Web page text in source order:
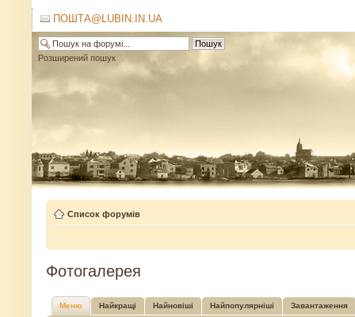
ПОШТА@LUBIN.IN.UA
Розширений пошук
Список форумів
Фотогалерея
Меню Найкращі Найновіші Найпопулярніші Завантаження